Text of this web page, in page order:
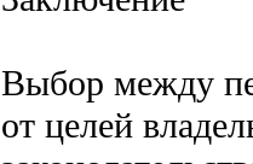
Выбор между
от целей